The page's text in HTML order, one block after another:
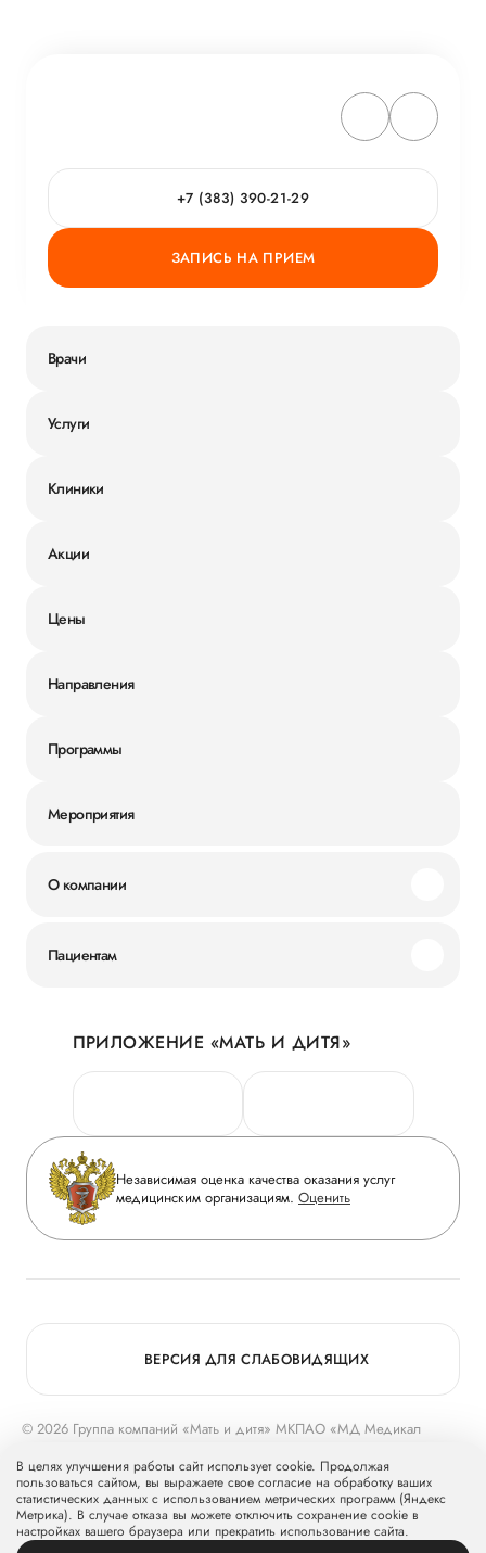
+7 (383) 390-21-29
ЗАПИСЬ НА ПРИЕМ
Врачи
Услуги
Клиники
Акции
Цены
Направления
Программы
Мероприятия
О компании
Новости
Руководство
Сотрудничество
Инвесторам
Журнал «Мать и дитя»
Вакансии
Медицинский туризм
Пациентам
Личный кабинет
Персональные данные
Горячая линия качества
Вопрос-ответ
Приложение пациента
Статьи
ПРИЛОЖЕНИЕ «МАТЬ И ДИТЯ»
Независимая оценка качества оказания услуг
медицинским организациям. Оценить
© 2026 Группа компаний «Мать и дитя» МКПАО «МД Медикал
Группу компаний «Мать и дитя».
ВЕРСИЯ ДЛЯ СЛАБОВИДЯЩИХ
В целях улучшения работы сайт использует cookie. Продолжая
пользоваться сайтом, вы выражаете свое согласие на обработку ваших
статистических данных с использованием метрических программ (Яндекс
Метрика). В случае отказа вы можете отключить сохранение cookie в
настройках вашего браузера или прекратить использование сайта.